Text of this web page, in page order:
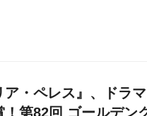
ア・ペレス』、ドラ
！第82回 ゴールデン